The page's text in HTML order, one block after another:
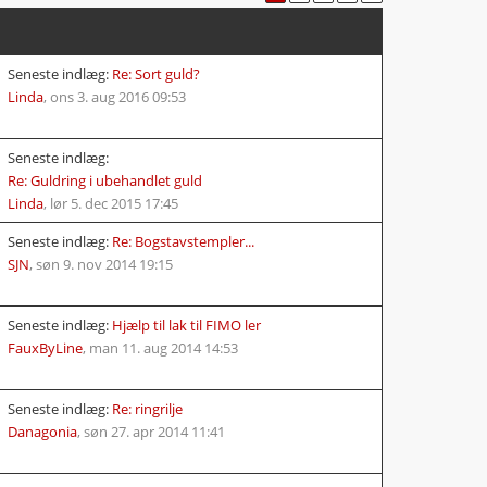
Seneste indlæg: Re: Sort guld?
Linda, ons 3. aug 2016 09:53
Seneste indlæg:
Re: Guldring i ubehandlet guld
Linda, lør 5. dec 2015 17:45
Seneste indlæg: Re: Bogstavstempler...
SJN, søn 9. nov 2014 19:15
Seneste indlæg: Hjælp til lak til FIMO ler
FauxByLine, man 11. aug 2014 14:53
Seneste indlæg: Re: ringrilje
Danagonia, søn 27. apr 2014 11:41